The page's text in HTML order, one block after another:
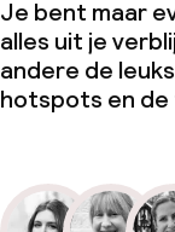
Je bent maar
alles uit je
andere de
hotspots en